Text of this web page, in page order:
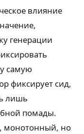
влияние
генерации
самую
фиксирует сид,
лишь
помады.
монотонный, но